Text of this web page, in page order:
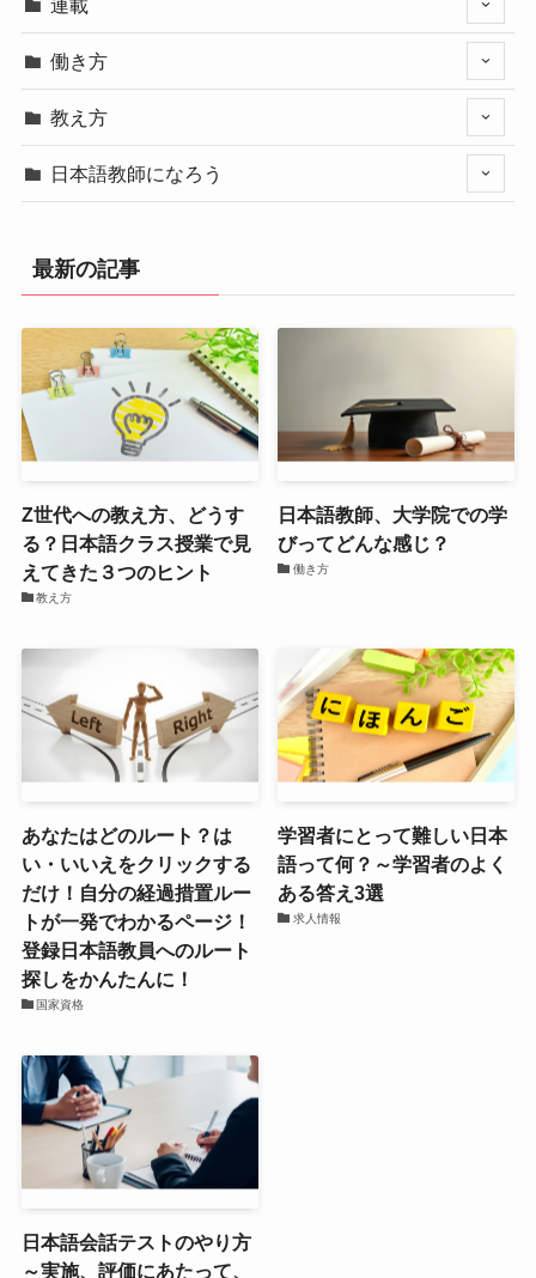
連載
働き方
教え方
日本語教師になろう
最新の記事
Z世代への教え方、どうす
る？日本語クラス授業で見
えてきた３つのヒント
教え方
日本語教師、大学院での学
びってどんな感じ？
働き方
あなたはどのルート？は
い・いいえをクリックする
だけ！自分の経過措置ルー
トが一発でわかるページ！
登録日本語教員へのルート
探しをかんたんに！
国家資格
学習者にとって難しい日本
語って何？～学習者のよく
ある答え3選
求人情報
日本語会話テストのやり方
～実施、評価にあたって、